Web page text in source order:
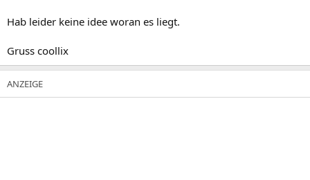
Hab leider keine idee woran es liegt.
Gruss coollix